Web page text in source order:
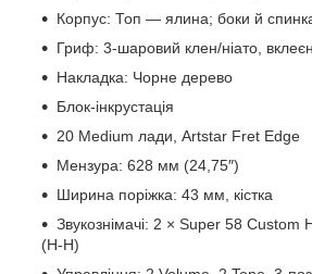
Корпус: Топ — ялина; боки й
Гриф: 3-шаровий клен/ніато,
Накладка: Чорне дерево
Блок-інкрустація
20 Medium лади, Artstar Fret Edge
Мензура: 628 мм (24,75″)
Ширина поріжка: 43 мм, кістка
Звукознімачі: 2 × Super 58 Custom
(H-H)